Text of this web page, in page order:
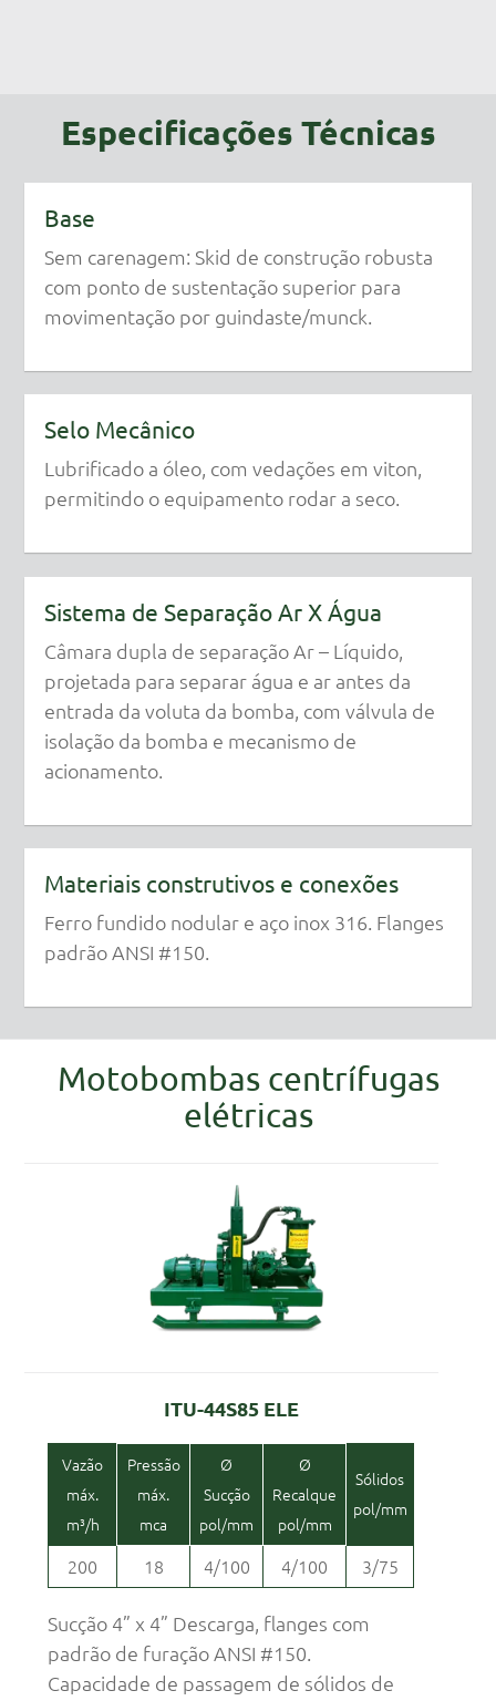
Especificações Técnicas
Base
Sem carenagem: Skid de construção robusta
com ponto de sustentação superior para
movimentação por guindaste/munck.
Selo Mecânico
Lubrificado a óleo, com vedações em viton,
permitindo o equipamento rodar a seco.
Sistema de Separação Ar X Água
Câmara dupla de separação Ar – Líquido,
projetada para separar água e ar antes da
entrada da voluta da bomba, com válvula de
isolação da bomba e mecanismo de
acionamento.
Materiais construtivos e conexões
Ferro fundido nodular e aço inox 316. Flanges
padrão ANSI #150.
Motobombas centrífugas
elétricas
ITU-44S85 ELE
Vazão
máx.
m³/h
Pressão
máx.
mca
Ø
Sucção
pol/mm
Ø
Recalque
pol/mm
Sólidos
pol/mm
200 18 4/100 4/100 3/75
Sucção 4” x 4” Descarga, flanges com
padrão de furação ANSI #150.
Capacidade de passagem de sólidos de